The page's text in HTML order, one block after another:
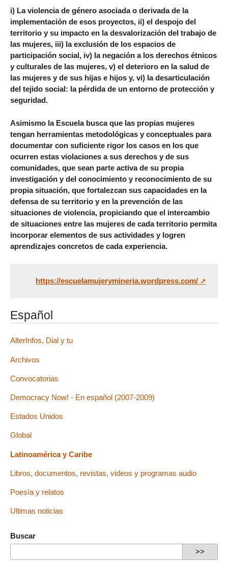
i) La violencia de género asociada o derivada de la
implementación de esos proyectos, ii) el despojo del
territorio y su impacto en la desvalorización del trabajo de
las mujeres, iii) la exclusión de los espacios de
participación social, iv) la negación a los derechos étnicos
y culturales de las mujeres, v) el deterioro en la salud de
las mujeres y de sus hijas e hijos y, vi) la desarticulación
del tejido social: la pérdida de un entorno de protección y
seguridad.
Asimismo la Escuela busca que las propias mujeres
tengan herramientas metodológicas y conceptuales para
documentar con suficiente rigor los casos en los que
ocurren estas violaciones a sus derechos y de sus
comunidades, que sean parte activa de su propia
investigación y del conocimiento y reconocimiento de su
propia situación, que fortalezcan sus capacidades en la
defensa de su territorio y en la prevención de las
situaciones de violencia, propiciando que el intercambio
de situaciones entre las mujeres de cada territorio permita
incorporar elementos de sus actividades y logren
aprendizajes concretos de cada experiencia.
https://escuelamujerymineria.wordpress.com/
Español
AlterInfos, Dial y tu
Archivos
Convocatorias
Democracy Now! - En español (2007-2009)
Estados Unidos
Global
Latinoamérica y Caribe
Libros, documentos, revistas, videos y programas audio
Poesía y relatos
Ultimas noticias
Buscar